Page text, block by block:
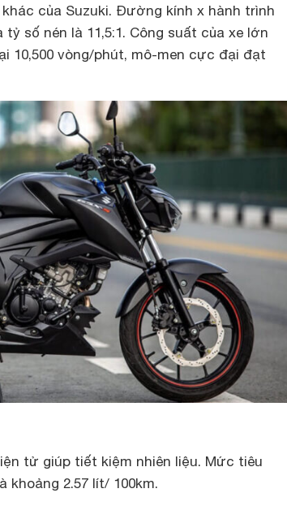
của Suzuki. Đường kính x hành trình
số nén là 11,5:1. Công suất của xe lớn
10,500 vòng/phút, mô-men cực đại đạt
tử giúp tiết kiệm nhiên liệu. Mức tiêu
khoảng 2.57 lít/ 100km.